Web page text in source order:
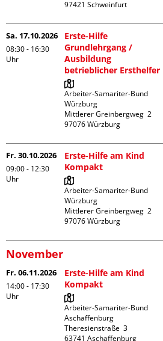
Sa. 17.10.2026
08:30 - 16:30
Uhr
Erste-Hilfe
Grundlehrgang /
Ausbildung
betrieblicher Ersthelfer
Arbeiter-Samariter-Bund
Würzburg
Mittlerer Greinbergweg  2
Fr. 30.10.2026
09:00 - 12:30
Uhr
Erste-Hilfe am Kind
Kompakt
Arbeiter-Samariter-Bund
Würzburg
Mittlerer Greinbergweg  2
November
Fr. 06.11.2026
14:00 - 17:30
Uhr
Erste-Hilfe am Kind
Kompakt
Arbeiter-Samariter-Bund
Aschaffenburg
Theresienstraße  3